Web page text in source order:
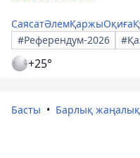
СаясатӘлемҚаржыОқиға
#Референдум-2026
+25°
Басты Барлық